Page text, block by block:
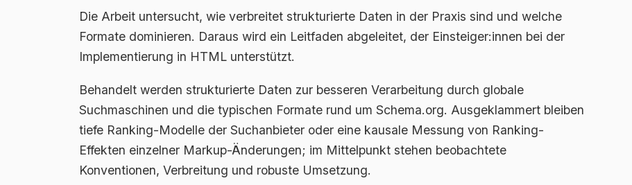
Die Arbeit untersucht, wie verbreitet strukturierte Daten in der Praxis sind und welche
Formate dominieren. Daraus wird ein Leitfaden abgeleitet, der Einsteiger:innen bei der
Implementierung in HTML unterstützt.
Behandelt werden strukturierte Daten zur besseren Verarbeitung durch globale
Suchmaschinen und die typischen Formate rund um Schema.org. Ausgeklammert bleiben
tiefe Ranking-Modelle der Suchanbieter oder eine kausale Messung von Ranking-
Effekten einzelner Markup-Änderungen; im Mittelpunkt stehen beobachtete
Konventionen, Verbreitung und robuste Umsetzung.